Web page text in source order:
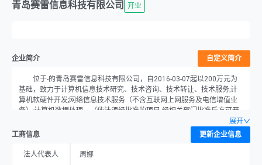
青岛赛雷信息科技有限公司 开业
企业简介 自定义简介
位于-的青岛赛雷信息科技有限公司，自2016-03-07起以200万元为
基础，致力于计算机信息技术研究、技术咨询、技术转让、技术服务;计
算机软硬件开发;网络信息技术服务（不含互联网上网服务及电信增值业
务）;计算机数据处理。（依法须经批准的项目,经相关部门批准后方可开
展经营活动）的经营。公司目前的经营状态为开业，由周娜担任法人。展开
工商信息
更新企业信息
法人代表人 周娜